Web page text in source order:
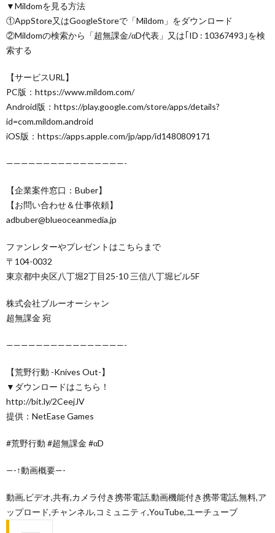
▼Mildomを見る方法
①AppStore又はGoogleStoreで「Mildom」をダウンロード
②Mildomの検索から「超無課金/αD代表」又は｢ID : 10367493｣を検
索する
【サービスURL】
PC版：https://www.mildom.com/
Android版：https://play.google.com/store/apps/details?
id=com.mildom.android
iOS版：https://apps.apple.com/jp/app/id1480809171
————————————————-
【企業案件窓口：Buber】
【お問い合わせ＆仕事依頼】
adbuber@blueoceanmedia.jp
ファンレターやプレゼントはこちらまで
〒104-0032
東京都中央区八丁堀2丁目25-10 三信八丁堀ビル5F
株式会社ブルーオーシャン
超無課金 宛
————————————————-
【荒野行動 -Knives Out-】
▼ダウンロードはこちら！
http://bit.ly/2CeejJV
提供：NetEase Games
#荒野行動 #超無課金 #αD
—-↑動画概要—-
動画,ビデオ,共有,カメラ付き携帯電話,動画機能付き携帯電話,無料,ア
ップロード,チャンネル,コミュニティ,YouTube,ユーチューブ